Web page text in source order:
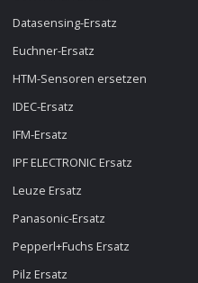
Datasensing-Ersatz
Euchner-Ersatz
HTM-Sensoren ersetzen
IDEC-Ersatz
IFM-Ersatz
IPF ELECTRONIC Ersatz
Leuze Ersatz
Panasonic-Ersatz
Pepperl+Fuchs Ersatz
Pilz Ersatz